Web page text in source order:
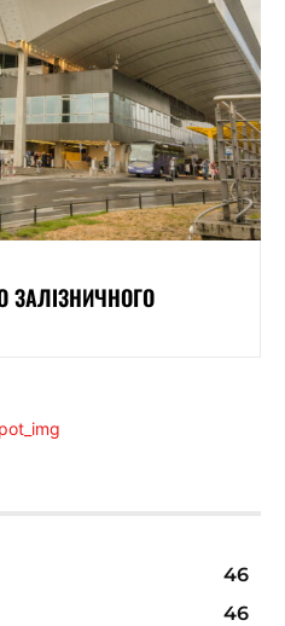
ЗАЛІЗНИЧНОГО
46
46